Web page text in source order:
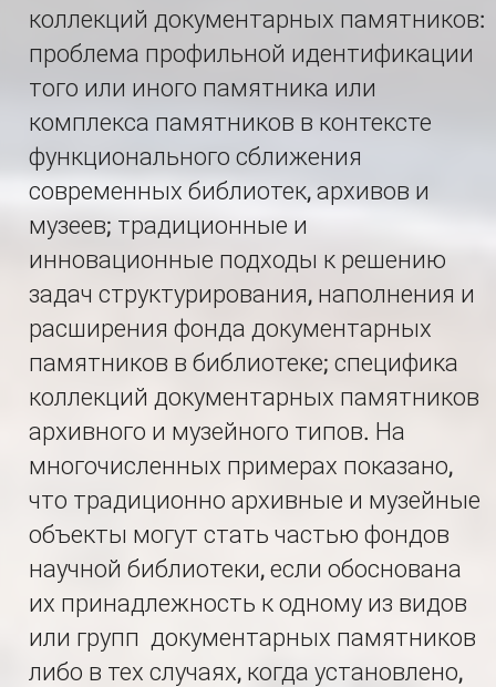
коллекций документарных памятников:
проблема профильной идентификации
того или иного памятника или
комплекса памятников в контексте
функционального сближения
современных библиотек, архивов и
музеев; традиционные и
инновационные подходы к решению
задач структурирования, наполнения и
расширения фонда документарных
памятников в библиотеке; специфика
коллекций документарных памятников
архивного и музейного типов. На
многочисленных примерах показано,
что традиционно архивные и музейные
объекты могут стать частью фондов
научной библиотеки, если обоснована
их принадлежность к одному из видов
или групп документарных памятников
либо в тех случаях, когда установлено,